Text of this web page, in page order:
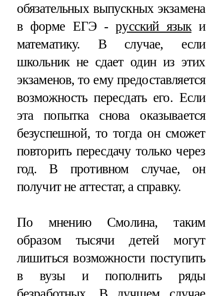
обязательных выпускных экзамена
в форме ЕГЭ -русский языки
математику. В случае, если
школьник не сдает один из этих
экзаменов, то ему предоставляется
возможность пересдать его. Если
эта попытка снова оказывается
безуспешной, то тогда он сможет
повторить пересдачу только через
год. В противном случае, он
получит не аттестат, а справку.
По мнению Смолина, таким
образом тысячи детей могут
лишиться возможности поступить
в вузы и пополнить ряды